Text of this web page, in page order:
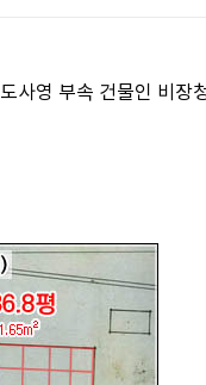
사영 부속 건물인 비장